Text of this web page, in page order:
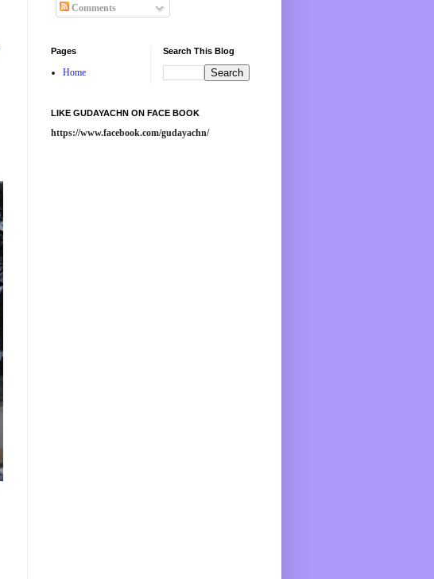
Comments
Pages
Home
Search This Blog
LIKE GUDAYACHN ON FACE BOOK
https://www.facebook.com/gudayachn/